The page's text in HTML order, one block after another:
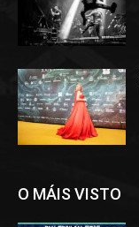
O MÁIS VISTO